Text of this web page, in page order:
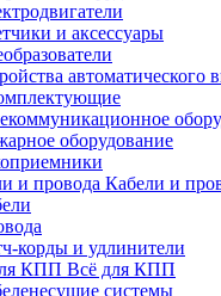
и аксессуары
автоматического
оборудование
Кабели и
корды и удлинители
Всё для КПП
системы